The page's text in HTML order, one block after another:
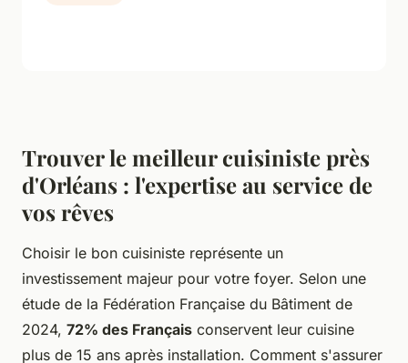
Trouver le meilleur cuisiniste près
d'Orléans : l'expertise au service de
vos rêves
Choisir le bon cuisiniste représente un
investissement majeur pour votre foyer. Selon une
étude de la Fédération Française du Bâtiment de
2024, 72% des Français conservent leur cuisine
plus de 15 ans après installation. Comment s'assurer